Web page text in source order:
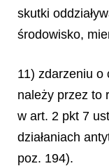
skutki
środowisko,
11) zdarzeniu o
należy przez to
w art. 2 pkt 7
działaniach
poz. 194).